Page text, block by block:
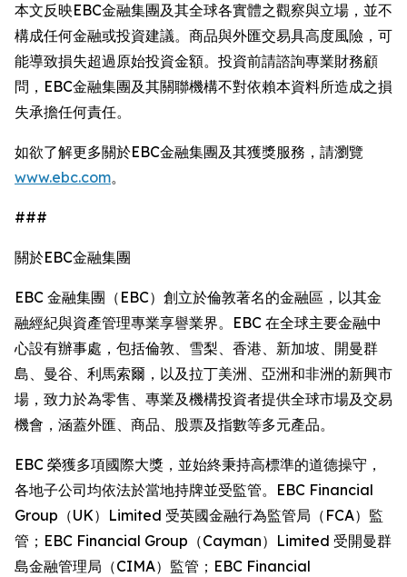
本文反映EBC金融集團及其全球各實體之觀察與立場，並不
構成任何金融或投資建議。商品與外匯交易具高度風險，可
能導致損失超過原始投資金額。投資前請諮詢專業財務顧
問，EBC金融集團及其關聯機構不對依賴本資料所造成之損
失承擔任何責任。
如欲了解更多關於EBC金融集團及其獲獎服務，請瀏覽
www.ebc.com。
###
關於EBC金融集團
EBC 金融集團（EBC）創立於倫敦著名的金融區，以其金
融經紀與資產管理專業享譽業界。EBC 在全球主要金融中
心設有辦事處，包括倫敦、雪梨、香港、新加坡、開曼群
島、曼谷、利馬索爾，以及拉丁美洲、亞洲和非洲的新興市
場，致力於為零售、專業及機構投資者提供全球市場及交易
機會，涵蓋外匯、商品、股票及指數等多元產品。
EBC 榮獲多項國際大獎，並始終秉持高標準的道德操守，
各地子公司均依法於當地持牌並受監管。EBC Financial
Group（UK）Limited 受英國金融行為監管局（FCA）監
管；EBC Financial Group（Cayman）Limited 受開曼群
島金融管理局（CIMA）監管；EBC Financial